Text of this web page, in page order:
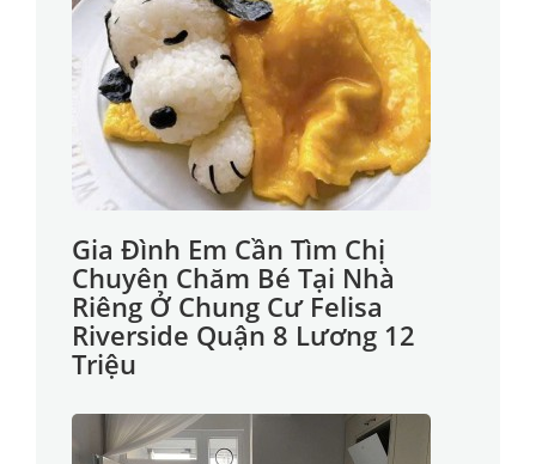
Gia Đình Em Cần Tìm Chị
Chuyên Chăm Bé Tại Nhà
Riêng Ở Chung Cư Felisa
Riverside Quận 8 Lương 12
Triệu